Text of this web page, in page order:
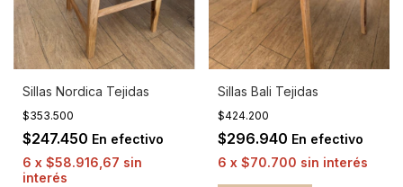
Sillas Nordica Tejidas
$353.500
$247.450 En efectivo
6 x $58.916,67 sin
interés
Sillas Bali Tejidas
$424.200
$296.940 En efectivo
6 x $70.700 sin interés